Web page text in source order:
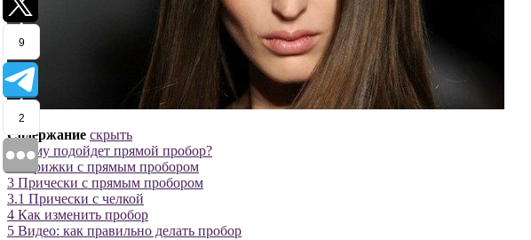
Содержание скрыть
1 Кому подойдет прямой пробор?
Стрижки с прямым пробором
3 Прически с прямым пробором
3.1 Прически с челкой
4 Как изменить пробор
5 Видео: как правильно делать пробор
9
2